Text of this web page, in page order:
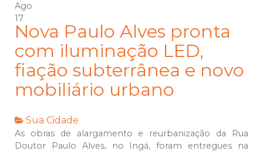
Ago
17
Nova Paulo Alves pronta
com iluminação LED,
fiação subterrânea e novo
mobiliário urbano
Sua Cidade
As obras de alargamento e reurbanização da Rua
Doutor Paulo Alves, no Ingá, foram entregues na